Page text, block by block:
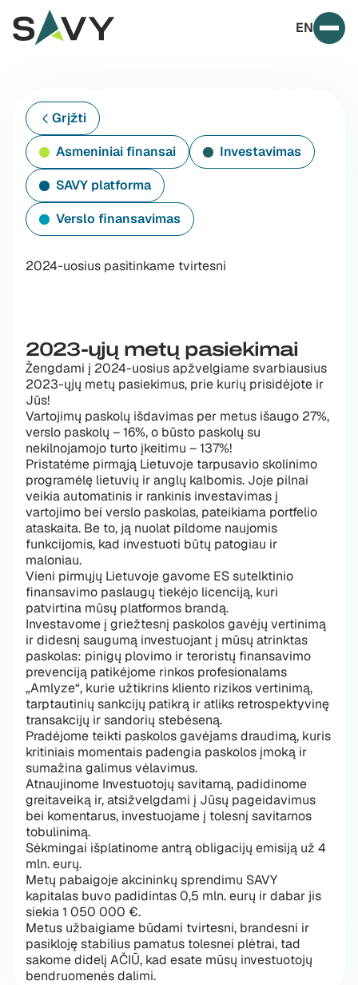
Skip to content
EN
Asmeniniai finansai
Investavimas
SAVY platforma
Verslo finansavimas
Grįžti
2024-uosius pasitinkame tvirtesni
2023-ųjų metų pasiekimai
Žengdami į 2024-uosius apžvelgiame svarbiausius
2023-ųjų metų pasiekimus, prie kurių prisidėjote ir
Jūs!
Vartojimų paskolų išdavimas per metus išaugo 27%,
verslo paskolų – 16%, o būsto paskolų su
nekilnojamojo turto įkeitimu – 137%!
Pristatėme pirmąją Lietuvoje tarpusavio skolinimo
programėlę lietuvių ir anglų kalbomis. Joje pilnai
veikia automatinis ir rankinis investavimas į
vartojimo bei verslo paskolas, pateikiama portfelio
ataskaita. Be to, ją nuolat pildome naujomis
funkcijomis, kad investuoti būtų patogiau ir
maloniau.
Vieni pirmųjų Lietuvoje gavome ES sutelktinio
finansavimo paslaugų tiekėjo licenciją, kuri
patvirtina mūsų platformos brandą.
Investavome į griežtesnį paskolos gavėjų vertinimą
ir didesnį saugumą investuojant į mūsų atrinktas
paskolas: pinigų plovimo ir teroristų finansavimo
prevenciją patikėjome rinkos profesionalams
„Amlyze“, kurie užtikrins kliento rizikos vertinimą,
tarptautinių sankcijų patikrą ir atliks retrospektyvinę
transakcijų ir sandorių stebėseną.
Pradėjome teikti paskolos gavėjams draudimą, kuris
kritiniais momentais padengia paskolos įmoką ir
sumažina galimus vėlavimus.
Atnaujinome Investuotojų savitarną, padidinome
greitaveiką ir, atsižvelgdami į Jūsų pageidavimus
bei komentarus, investuojame į tolesnį savitarnos
tobulinimą.
Sėkmingai išplatinome antrą obligacijų emisiją už 4
mln. eurų.
Metų pabaigoje akcininkų sprendimu SAVY
kapitalas buvo padidintas 0,5 mln. eurų ir dabar jis
siekia 1 050 000 €.
Metus užbaigiame būdami tvirtesni, brandesni ir
pasikloję stabilius pamatus tolesnei plėtrai, tad
sakome didelį AČIŪ, kad esate mūsų investuotojų
bendruomenės dalimi.